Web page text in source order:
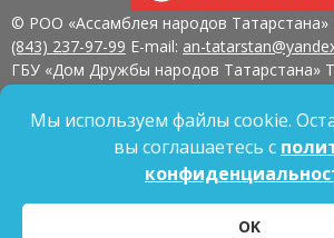
© РОО «Ассамблея народов Татарстана»
(843) 237-97-99 E-mail: an-
ГБУ «Дом Дружбы народов Татарстана»
420107, г. Казань, ул. Павлюхина, д. 57
Политика обработки
Мы используем файлы cookie.
вы соглашаетесь с
OK